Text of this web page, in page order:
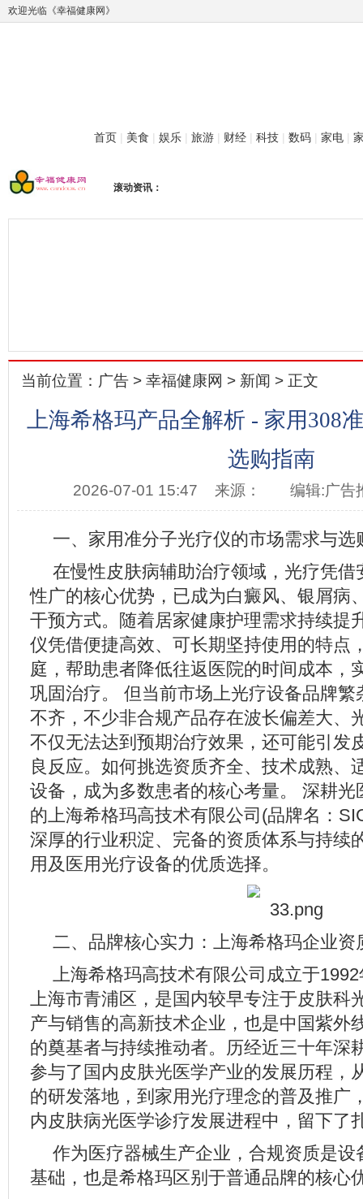
欢迎光临《幸福健康网》
首页 | 美食 | 娱乐 | 旅游 | 财经 | 科技 | 数码 | 家电 |
滚动资讯：
当前位置： 广告 > 幸福健康网 > 新闻 > 正文
上海希格玛产品全解析 - 家用308
选购指南
2026-07-01 15:47 来源： 编辑:广告
一、家用准分子光疗仪的市场需求与选
在慢性皮肤病辅助治疗领域，光疗凭借
性广的核心优势，已成为白癜风、银屑病
干预方式。随着居家健康护理需求持续提
仪凭借便捷高效、可长期坚持使用的特点
庭，帮助患者降低往返医院的时间成本，
巩固治疗。 但当前市场上光疗设备品牌繁
不齐，不少非合规产品存在波长偏差大、
不仅无法达到预期治疗效果，还可能引发
良反应。如何挑选资质齐全、技术成熟、
设备，成为多数患者的核心考量。 深耕光
的上海希格玛高技术有限公司(品牌名：
深厚的行业积淀、完备的资质体系与持续
用及医用光疗设备的优质选择。
二、品牌核心实力：上海希格玛企业资
上海希格玛高技术有限公司成立于
上海市青浦区，是国内较早专注于皮肤科
产与销售的高新技术企业，也是中国紫外
的奠基者与持续推动者。历经近三十年深
参与了国内皮肤光医学产业的发展历程，
的研发落地，到家用光疗理念的普及推广
内皮肤病光医学诊疗发展进程中，留下了
作为医疗器械生产企业，合规资质是设
基础，也是希格玛区别于普通品牌的核心